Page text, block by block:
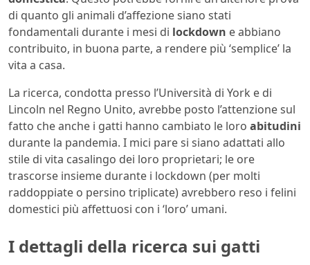
di quanto gli animali d’affezione siano stati
fondamentali durante i mesi di lockdown e abbiano
contribuito, in buona parte, a rendere più ‘semplice’ la
vita a casa.
La ricerca, condotta presso l’Università di York e di
Lincoln nel Regno Unito, avrebbe posto l’attenzione sul
fatto che anche i gatti hanno cambiato le loro abitudini
durante la pandemia. I mici pare si siano adattati allo
stile di vita casalingo dei loro proprietari; le ore
trascorse insieme durante i lockdown (per molti
raddoppiate o persino triplicate) avrebbero reso i felini
domestici più affettuosi con i ‘loro’ umani.
I dettagli della ricerca sui gatti